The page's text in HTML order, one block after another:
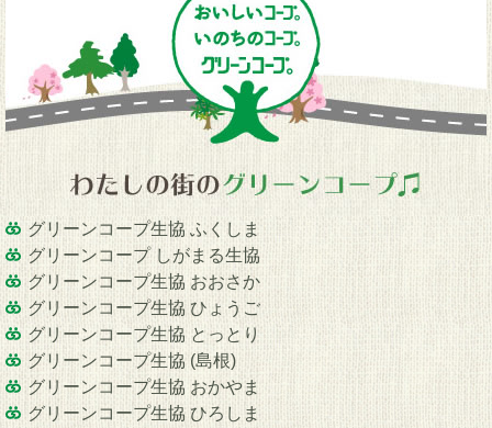
グリーンコープ生協 ふくしま
グリーンコープ しがまる生協
グリーンコープ生協 おおさか
グリーンコープ生協 ひょうご
グリーンコープ生協 とっとり
グリーンコープ生協 (島根)
グリーンコープ生協 おかやま
グリーンコープ生協 ひろしま